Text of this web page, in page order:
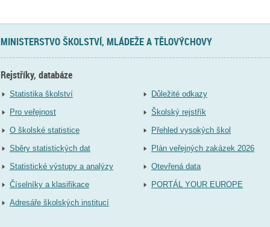
MINISTERSTVO ŠKOLSTVÍ, MLÁDEŽE A TĚLOVÝCHOVY
Rejstříky, databáze
Statistika školství
Pro veřejnost
O školské statistice
Sběry statistických dat
Statistické výstupy a analýzy
Číselníky a klasifikace
Adresáře školských institucí
Důležité odkazy
Školský rejstřík
Přehled vysokých škol
Plán veřejných zakázek 2026
Otevřená data
PORTÁL YOUR EUROPE